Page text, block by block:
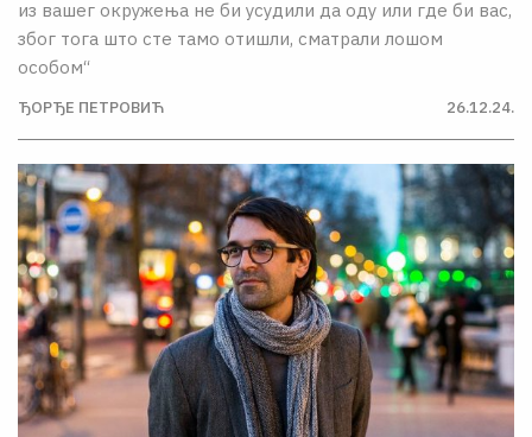
из вашег окружења не би усудили да оду или где би вас,
због тога што сте тамо отишли, сматрали лошом
особом“
ЂОРЂЕ ПЕТРОВИЋ 26.12.24.